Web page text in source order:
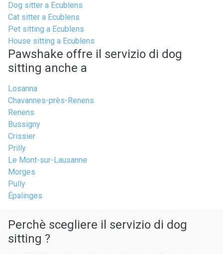
Dog sitter a Ecublens
Cat sitter a Ecublens
Pet sitting a Ecublens
House sitting a Ecublens
Pawshake offre il servizio di dog
sitting anche a
Losanna
Chavannes-près-Renens
Renens
Bussigny
Crissier
Prilly
Le Mont-sur-Lausanne
Morges
Pully
Épalinges
Perchè scegliere il servizio di dog
sitting ?